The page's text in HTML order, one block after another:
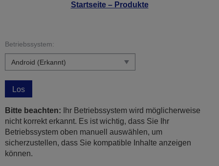
Startseite – Produkte
Betriebssystem:
Los
Bitte beachten: Ihr Betriebssystem wird möglicherweise
nicht korrekt erkannt. Es ist wichtig, dass Sie Ihr
Betriebssystem oben manuell auswählen, um
sicherzustellen, dass Sie kompatible Inhalte anzeigen
können.